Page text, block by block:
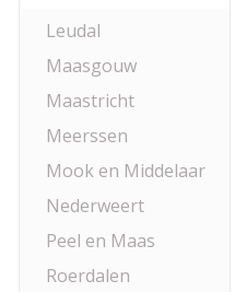
Leudal
Maasgouw
Maastricht
Meerssen
Mook en Middelaar
Nederweert
Peel en Maas
Roerdalen